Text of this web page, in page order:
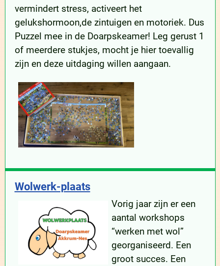
vermindert stress, activeert het
gelukshormoon,de zintuigen en motoriek. Dus
Puzzel mee in de Doarpskeamer! Leg gerust 1
of meerdere stukjes, mocht je hier toevallig
zijn en deze uitdaging willen aangaan.
Wolwerk-plaats
Vorig jaar zijn er een
aantal workshops
“werken met wol”
georganiseerd. Een
groot succes. Een